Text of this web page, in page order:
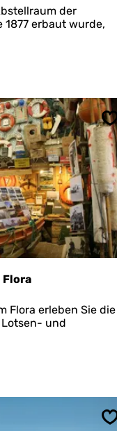
der
erbaut wurde,
Flora
Flora erleben Sie die
Lotsen- und